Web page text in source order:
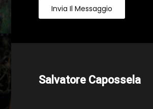
Invia Il Messaggio
Salvatore Capossela